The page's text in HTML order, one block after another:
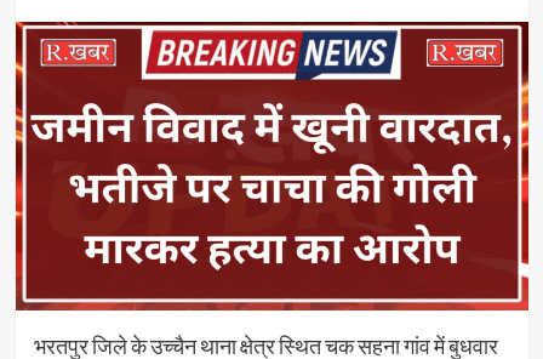
भरतपुर जिले के उच्चैन थाना क्षेत्र स्थित चक सहना गांव में बुधवार